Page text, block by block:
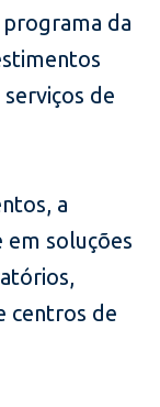
da
de
a
em soluções
centros de